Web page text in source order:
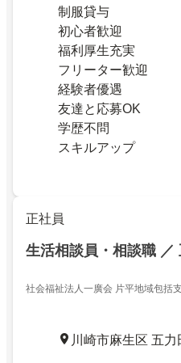
制服貸与
初心者歓迎
福利厚生充実
フリーター歓迎
経験者優遇
友達と応募OK
学歴不問
スキルアップ
正社員
生活相談員・相談職 ／
社会福祉法人一廣会 片平地域包括
川崎市麻生区 五力